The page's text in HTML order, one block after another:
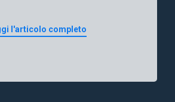
l'articolo completo